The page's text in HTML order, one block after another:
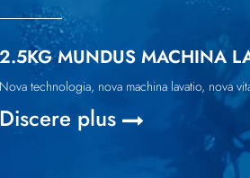
2.5KG MUNDUS MACHINA
Nova technologia, nova machina lavatio, nova
Discere plus